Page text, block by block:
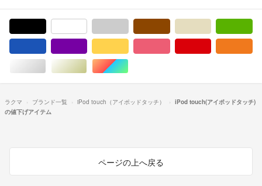
シルバー/銀色系ゴールド/金色系マルチカラー
ラクマ ブランド一覧 iPod touch（アイポッドタッチ）
iPod touch(アイポッドタッチ)
の値下げアイテム
ページの上へ戻る